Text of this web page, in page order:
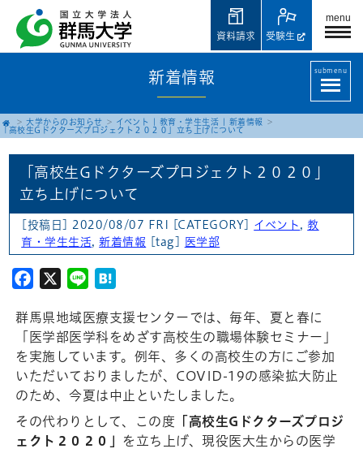
menu
受験生
資料請求
新着情報 submenu
大学からのお知らせ イベント 教育・学生生活
新着情報
「高校生Gドクターズプロジェクト２０２０」立ち上げについて
「高校生Gドクターズプロジェクト２０２０」
立ち上げについて
[投稿日] 2020/08/07 FRI [CATEGORY] イベント , 教
育・学生生活,新着情報 [tag] 医学部
Facebook
X Line
群馬県地域医療支援センターでは、毎年、夏と春に
「医学部医学科をめざす高校生の職場体験セミナー」
を実施しています。例年、多くの高校生の方にご参加
いただいておりましたが、COVID-19の感染拡大防止
のため、今夏は中止といたしました。
その代わりとして、この度 「高校生Gドクターズプロジ
ェクト２０２０」
を立ち上げ、現役医大生からの医学